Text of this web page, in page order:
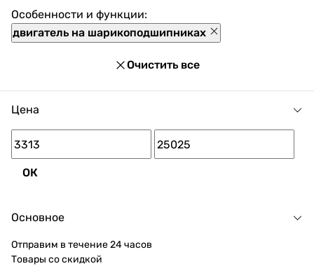
Особенности и функции:
двигатель на шарикоподшипниках
Очистить все
Цена
ОК
Основное
Отправим в течение 24 часов
Товары со скидкой